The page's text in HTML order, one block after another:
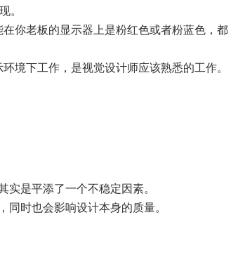
。
你老板的显示器上是粉红色或者粉蓝色，都
境下工作，是视觉设计师应该熟悉的工作。
是平添了一个不稳定因素。
时也会影响设计本身的质量。